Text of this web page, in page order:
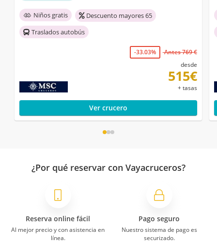
Niños gratis
Descuento mayores 65
Traslados autobús
-33.03%
Antes 769 €
desde
515€
+ tasas
Ver crucero
¿Por qué reservar con Vayacruceros?
Reserva online fácil
Al mejor precio y con asistencia en
línea.
Pago seguro
Nuestro sistema de pago es
securizado.